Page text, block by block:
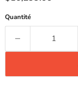
Quantité